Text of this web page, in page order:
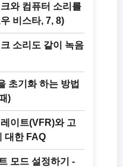
와 컴퓨터 소리를
비스타, 7, 8)
소리도 같이 녹음
초기화 하는 방법
)
이트(VFR)와 고
대한 FAQ
모드 설정하기 -